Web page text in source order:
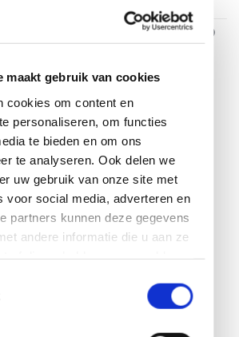
maakt gebruik van cookies
cookies om content en
personaliseren, om functies
te bieden en om ons
te analyseren. Ook delen we
uw gebruik van onze site met
voor social media, adverteren en
partners kunnen deze gegevens
andere informatie die u aan ze
meer
Sale 15%
4 Seasons Outdoor
Sierkussen 30x60 cm
Laconcha sand
Op voorraad